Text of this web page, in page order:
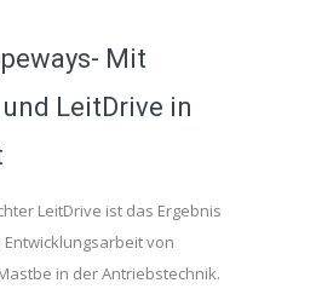
Mit
LeitDrive in
LeitDrive ist das Ergebnis
von
in der Antriebstechnik.